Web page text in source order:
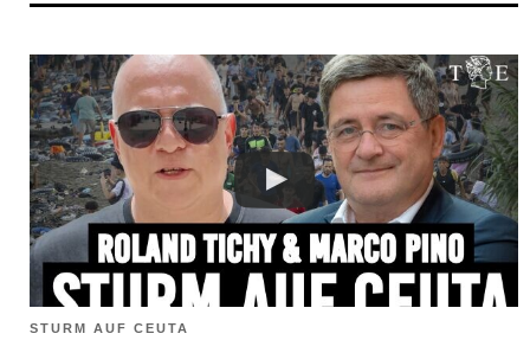
STURM AUF CEUTA